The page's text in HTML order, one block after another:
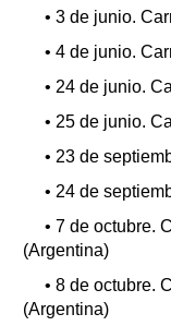
• 3 de junio.
• 4 de junio.
• 24 de junio.
• 25 de junio.
• 23 de
• 24 de
• 7 de octubre.
(Argentina)
• 8 de octubre.
(Argentina)